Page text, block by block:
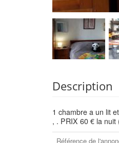
Description
1 chambre a un lit
, . PRIX 60 € la
Référence de